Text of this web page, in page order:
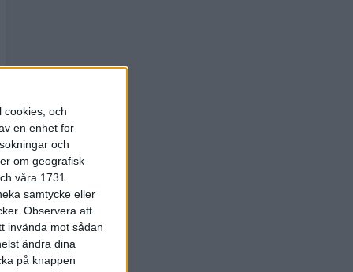
cookies, och
en enhet for
och
om geografisk
våra 1731
samtycke eller
Observera att
invända mot sådan
ändra dina
på knappen